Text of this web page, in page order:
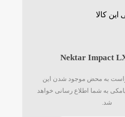
این کالا
Nektar Impact
به محض موجود شدن این
به شما اطلاع رسانی خواهد
شد.